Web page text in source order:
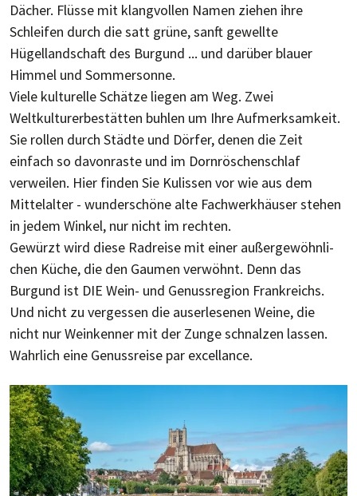
Dächer. Flüsse mit klang­vollen Namen ziehen ihre
Schleifen durch die satt grüne, sanft gewellte
Hügellandschaft des Burgund ... und darüber blauer
Himmel und Sommersonne.
Viele kulturelle Schätze liegen am Weg. Zwei
Weltkulturerbestätten buhlen um Ihre Auf­merk­sam­keit.
Sie rollen durch Städte und Dörfer, denen die Zeit
einfach so davonraste und im Dornröschenschlaf
verweilen. Hier finden Sie Kulissen vor wie aus dem
Mittelalter - wun­der­schöne alte Fachwerkhäuser stehen
in jedem Winkel, nur nicht im rechten.
Gewürzt wird diese Radreise mit einer außer­ge­wöhn­li­
chen Küche, die den Gaumen verwöhnt. Denn das
Burgund ist DIE Wein- und Genuss­re­gion Frankreichs.
Und nicht zu vergessen die auserlesenen Weine, die
nicht nur Weinkenner mit der Zunge schnalzen lassen.
Wahrlich eine Genussreise par excellance.